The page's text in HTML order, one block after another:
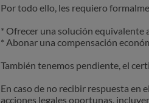
Por todo ello, les requiero
* Ofrecer una solución equivalente
* Abonar una compensación
También tenemos pendiente, el
En caso de no recibir respuesta en
acciones legales oportunas,